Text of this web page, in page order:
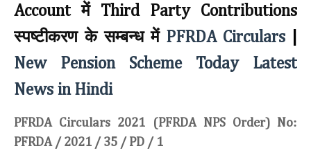
Accountमें Third Party Contributions
स्पष्टीकरण के सम्बन्ध में PFRDA Circulars
New Pension Scheme Today Latest
News in Hindi
PFRDA Circulars 2021 (PFRDA NPS Order) No:
PFRDA / 2021 / 35 / PD / 1